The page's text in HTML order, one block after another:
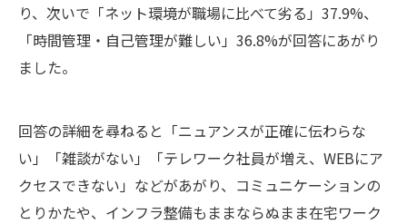
り、次いで「ネット環境が職場に比べて劣る」37.9%、
「時間管理・自己管理が難しい」36.8%が回答にあがり
ました。
回答の詳細を尋ねると「ニュアンスが正確に伝わらな
い」「雑談がない」「テレワーク社員が増え、WEBにア
クセスできない」などがあがり、コミュニケーションの
とりかたや、インフラ整備もままならぬまま在宅ワーク